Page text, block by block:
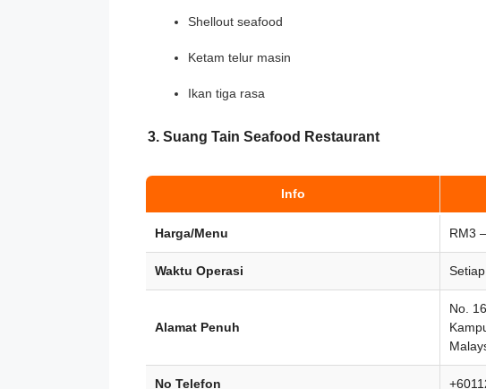
Shellout seafood
Ketam telur masin
Ikan tiga rasa
3. Suang Tain Seafood Restaurant
Info
Harga/Menu RM3
Waktu Operasi
Alamat Penuh
No.
No Telefon